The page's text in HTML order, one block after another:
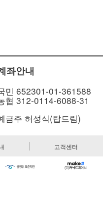
좌안내
민 652301-01-361588
협 312-0114-6088-31
금주 허성식(탑드림)
고객센터